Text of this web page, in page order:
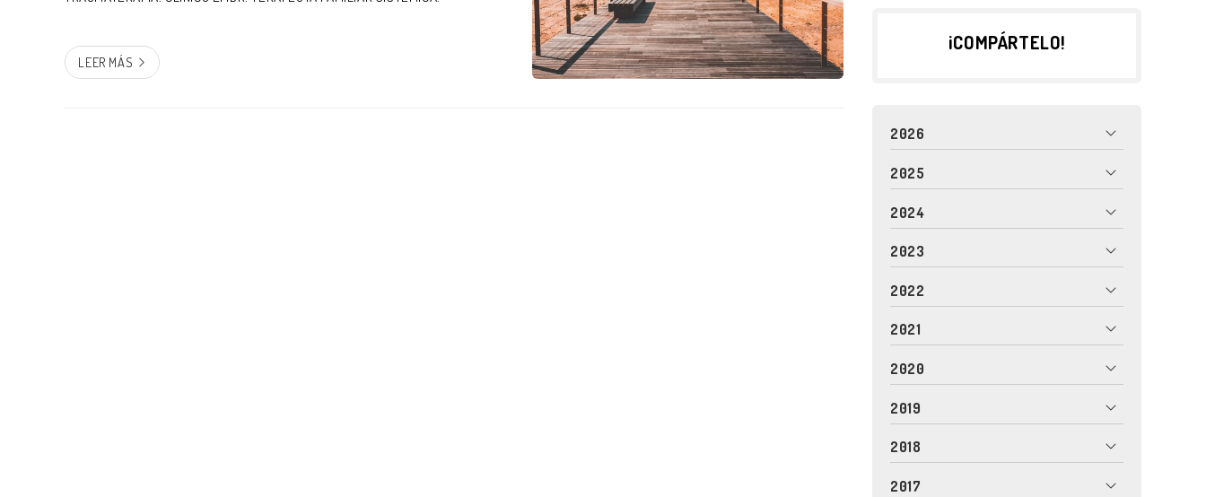
LEER MÁS
¡COMPÁRTELO!
2026
2025
2024
2023
2022
2021
2020
2019
2018
2017